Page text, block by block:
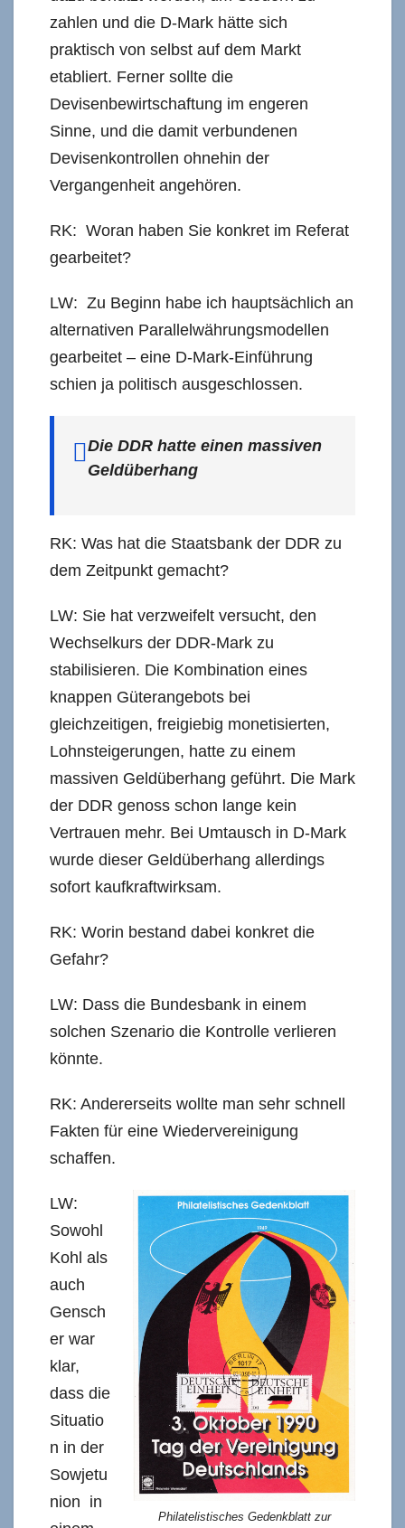
zahlen und die D-Mark hätte sich
praktisch von selbst auf dem Markt
etabliert. Ferner sollte die
Devisenbewirtschaftung im engeren
Sinne, und die damit verbundenen
Devisenkontrollen ohnehin der
Vergangenheit angehören.
RK: Woran haben Sie konkret im Referat
gearbeitet?
LW: Zu Beginn habe ich hauptsächlich an
alternativen Parallelwährungsmodellen
gearbeitet – eine D-Mark-Einführung
schien ja politisch ausgeschlossen.
Die DDR hatte einen massiven
Geldüberhang
RK: Was hat die Staatsbank der DDR zu
dem Zeitpunkt gemacht?
LW: Sie hat verzweifelt versucht, den
Wechselkurs der DDR-Mark zu
stabilisieren. Die Kombination eines
knappen Güterangebots bei
gleichzeitigen, freigiebig monetisierten,
Lohnsteigerungen, hatte zu einem
massiven Geldüberhang geführt. Die Mark
der DDR genoss schon lange kein
Vertrauen mehr. Bei Umtausch in D-Mark
wurde dieser Geldüberhang allerdings
sofort kaufkraftwirksam.
RK: Worin bestand dabei konkret die
Gefahr?
LW: Dass die Bundesbank in einem
solchen Szenario die Kontrolle verlieren
könnte.
RK: Andererseits wollte man sehr schnell
Fakten für eine Wiedervereinigung
schaffen.
Philatelistisches Gedenkblatt zur
LW:
Sowohl
Kohl als
auch
Gensch
er war
klar,
dass die
Situatio
n in der
Sowjetu
nion in